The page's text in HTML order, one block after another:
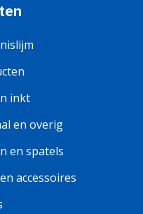
inkt
en overig
en spatels
accessoires